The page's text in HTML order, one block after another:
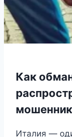
Как
Италия —